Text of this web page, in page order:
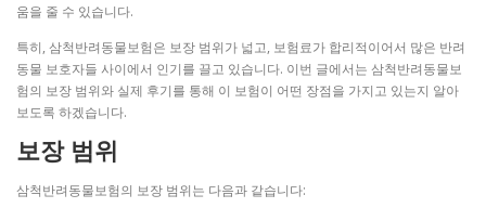
움을 줄 수 있습니다.
특히, 삼척반려동물보험은 보장 범위가 넓고, 보험료가 합리적이어서 많은 반려
동물 보호자들 사이에서 인기를 끌고 있습니다. 이번 글에서는 삼척반려동물보
험의 보장 범위와 실제 후기를 통해 이 보험이 어떤 장점을 가지고 있는지 알아
보도록 하겠습니다.
보장 범위
삼척반려동물보험의 보장 범위는 다음과 같습니다: